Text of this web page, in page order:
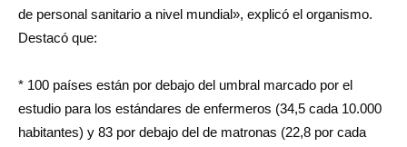
de personal sanitario a nivel mundial», explicó el organismo.
Destacó que:
* 100 países están por debajo del umbral marcado por el
estudio para los estándares de enfermeros (34,5 cada 10.000
habitantes) y 83 por debajo del de matronas (22,8 por cada